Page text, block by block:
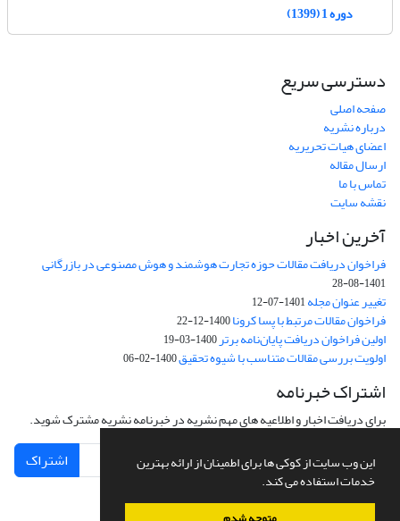
این وب سایت از کوکی ها برای اطمینان از ارائه بهترین
خدمات استفاده می کند.
دوره 1 (1399)
دسترسی سریع
صفحه اصلی
درباره نشریه
اعضای هیات تحریریه
ارسال مقاله
تماس با ما
نقشه سایت
آخرین اخبار
فراخوان دریافت مقالات حوزه تجارت هوشمند و هوش مصنوعی در بازرگانی
1401-08-28
تغییر عنوان مجله1401-07-12
فراخوان مقالات مرتبط با پسا کرونا1400-12-22
اولین فراخوان دریافت پایان‌نامه برتر1400-03-19
اولویت بررسی مقالات متناسب با شیوه تحقیق1400-02-06
اشتراک خبرنامه
برای دریافت اخبار و اطلاعیه های مهم نشریه در خبرنامه نشریه مشترک شوید.
اشتراک